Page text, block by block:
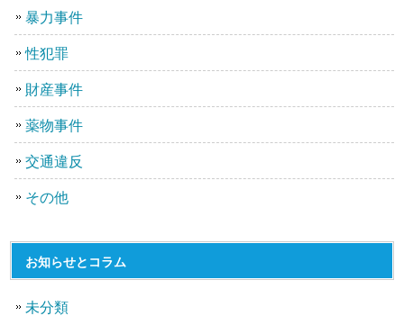
暴力事件
性犯罪
財産事件
薬物事件
交通違反
その他
お知らせとコラム
未分類